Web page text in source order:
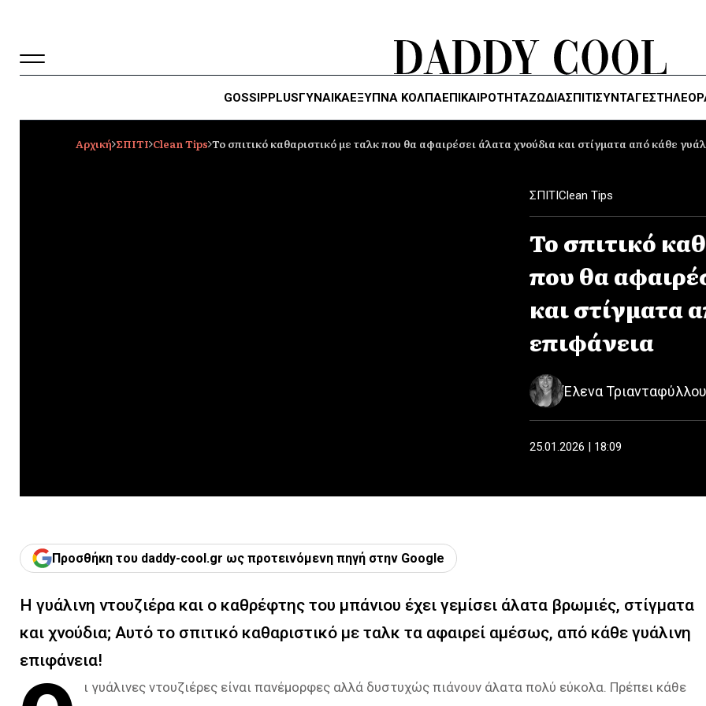
GOSSIPPLUSΓΥΝΑΙΚΑΈΞΥΠΝΑ ΚΌΛΠΑΕΠΙΚΑΙΡΟΤΗΤΑΖΏΔΙΑΣΠΙΤΙΣΥΝΤΑΓΕΣ
Αρχική ΣΠΙΤΙ Clean Tips Το σπιτικό καθαριστικό με ταλκ που θα αφαιρέσει άλατα χνούδια και στίγματα από κάθε
ΣΠΙΤΙClean Tips
Το σπιτικό
που θα
και στίγματα
επιφάνεια
Έλενα Τριανταφύλλου
25.01.2026 | 18:09
Προσθήκη του daddy-cool.gr ως προτεινόμενη πηγή στην Google
Η γυάλινη ντουζιέρα και ο καθρέφτης του μπάνιου έχει γεμίσει άλατα βρωμιές, στίγματα
και χνούδια; Αυτό το σπιτικό καθαριστικό με ταλκ τα αφαιρεί αμέσως, από κάθε γυάλινη
επιφάνεια!
ι γυάλινες ντουζιέρες είναι πανέμορφες αλλά δυστυχώς πιάνουν άλατα πολύ εύκολα. Πρέπει κάθε